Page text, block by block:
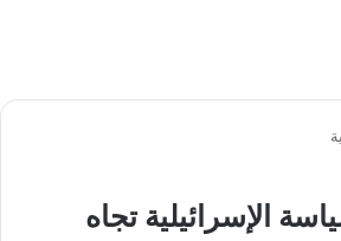
الإسرائيلية تجاه